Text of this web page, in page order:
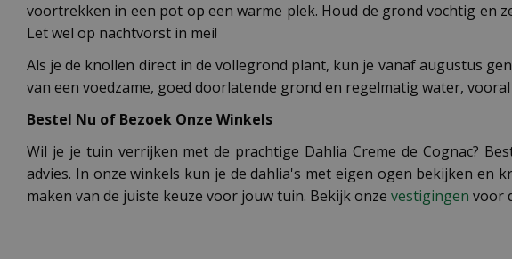
voortrekken in een pot op een warme plek. Houd de grond vochtig en
Let wel op nachtvorst in mei!
Als je de knollen direct in de vollegrond plant, kun je vanaf augustus
van een voedzame, goed doorlatende grond en regelmatig water,
Bestel Nu of Bezoek Onze Winkels
Wil je je tuin verrijken met de prachtige Dahlia Creme de Cognac?
advies. In onze winkels kun je de dahlia's met eigen ogen bekijken en
maken van de juiste keuze voor jouw tuin. Bekijk onze vestigingen voor